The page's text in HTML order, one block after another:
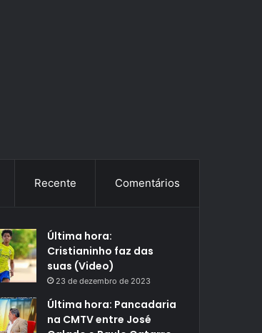
Recente Comentários
Última hora:
Cristianinho faz das
suas (Video)
23 de dezembro de 2023
Última hora: Pancadaria
na CMTV entre José